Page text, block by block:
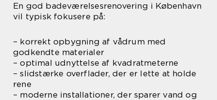
En god badeværelsesrenovering i København
vil typisk fokusere på:
– korrekt opbygning af vådrum med
godkendte materialer
– optimal udnyttelse af kvadratmeterne
– slidstærke overflader, der er lette at holde
rene
– moderne installationer, der sparer vand og